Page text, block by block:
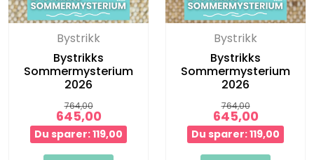
Bystrikk
Bystrikks
Sommermysterium
2026
764,00
645,00
Du sparer: 119,00
Bystrikk
Bystrikks
Sommermysterium
2026
764,00
645,00
Du sparer: 119,00